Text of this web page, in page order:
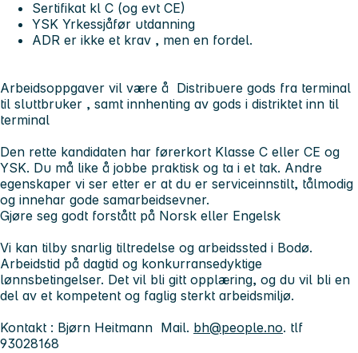
Sertifikat kl C (og evt CE)
YSK Yrkessjåfør utdanning
ADR er ikke et krav , men en fordel.
Arbeidsoppgaver vil være å Distribuere gods fra terminal
til sluttbruker , samt innhenting av gods i distriktet inn til
terminal
Den rette kandidaten har førerkort Klasse C eller CE og
YSK. Du må like å jobbe praktisk og ta i et tak. Andre
egenskaper vi ser etter er at du er serviceinnstilt, tålmodig
og innehar gode samarbeidsevner.
Gjøre seg godt forstått på Norsk eller Engelsk
Vi kan tilby snarlig tiltredelse og arbeidssted i Bodø.
Arbeidstid på dagtid og konkurransedyktige
lønnsbetingelser. Det vil bli gitt opplæring, og du vil bli en
del av et kompetent og faglig sterkt arbeidsmiljø.
Kontakt : Bjørn Heitmann Mail. bh@people.no. tlf
93028168